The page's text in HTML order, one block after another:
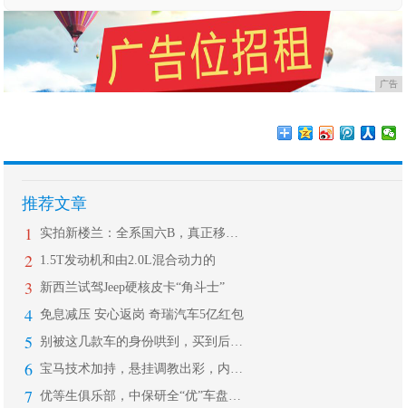
广告
推荐文章
1 实拍新楼兰：全系国六B，真正移动大沙
2 1.5T发动机和由2.0L混合动力的
3 新西兰试驾Jeep硬核皮卡“角斗士”
4 免息减压 安心返岗 奇瑞汽车5亿红包
5 别被这几款车的身份哄到，买到后你有可
6 宝马技术加持，悬挂调教出彩，内饰质感
7 优等生俱乐部，中保研全“优”车盘点！